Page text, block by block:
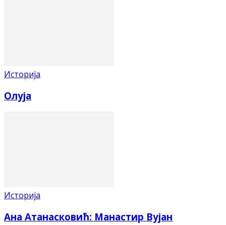
Историја
Олуја
Историја
Ана Атанасковић: Манастир Вујан